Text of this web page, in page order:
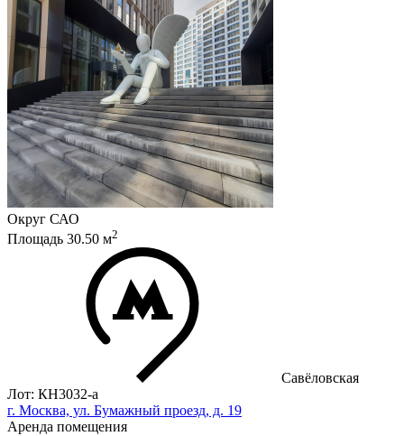
Округ САО
Площадь 30.50 м2
Савёловская
Лот: КН3032-a
г. Москва, ул. Бумажный проезд, д. 19
Аренда помещения